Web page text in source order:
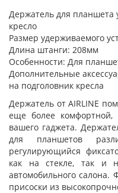
Держатель для планшета
кресло
Размер удерживаемого
Длина штанги: 208мм
Особенности: Для
Дополнительные
на подголовник кресла
Держатель от AIRLINE
еще более комфортной,
вашего гаджета.
для планшетов
регулирующийся
как на стекле, так и
автомобильного салона.
присоски из